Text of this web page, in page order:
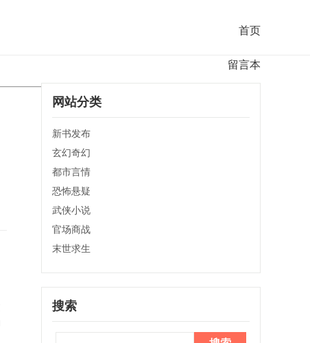
首页
留言本
网站分类
新书发布
玄幻奇幻
都市言情
恐怖悬疑
武侠小说
官场商战
末世求生
搜索